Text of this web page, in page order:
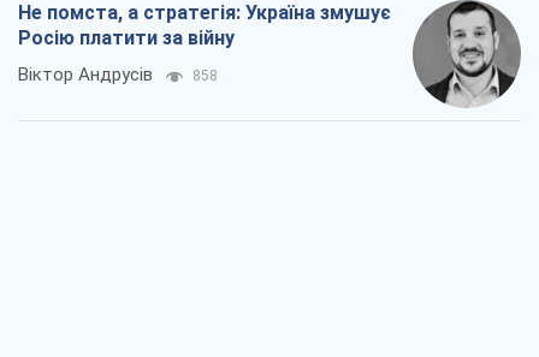
Не помста, а стратегія: Україна змушує
Росію платити за війну
Віктор Андрусів 858